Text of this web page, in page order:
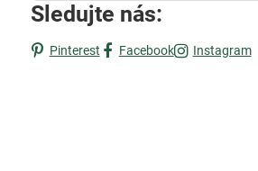
Sledujte nás:
Pinterest Facebook Instagram